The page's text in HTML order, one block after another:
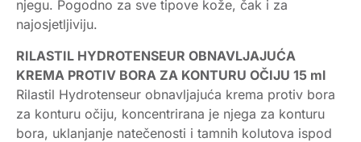
njegu. Pogodno za sve tipove kože, čak i za
najosjetljiviju.
RILASTIL HYDROTENSEUR OBNAVLJAJUĆA
KREMA PROTIV BORA ZA KONTURU OČIJU 15 ml
Rilastil Hydrotenseur obnavljajuća krema protiv bora
za konturu očiju, koncentrirana je njega za konturu
bora, uklanjanje natečenosti i tamnih kolutova ispod